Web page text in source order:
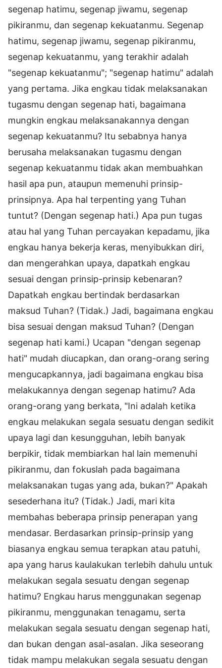
segenap hatimu, segenap jiwamu, segenap
pikiranmu, dan segenap kekuatanmu. Segenap
hatimu, segenap jiwamu, segenap pikiranmu,
segenap kekuatanmu, yang terakhir adalah
"segenap kekuatanmu"; "segenap hatimu" adalah
yang pertama. Jika engkau tidak melaksanakan
tugasmu dengan segenap hati, bagaimana
mungkin engkau melaksanakannya dengan
segenap kekuatanmu? Itu sebabnya hanya
berusaha melaksanakan tugasmu dengan
segenap kekuatanmu tidak akan membuahkan
hasil apa pun, ataupun memenuhi prinsip-
prinsipnya. Apa hal terpenting yang Tuhan
tuntut? (Dengan segenap hati.) Apa pun tugas
atau hal yang Tuhan percayakan kepadamu, jika
engkau hanya bekerja keras, menyibukkan diri,
dan mengerahkan upaya, dapatkah engkau
sesuai dengan prinsip-prinsip kebenaran?
Dapatkah engkau bertindak berdasarkan
maksud Tuhan? (Tidak.) Jadi, bagaimana engkau
bisa sesuai dengan maksud Tuhan? (Dengan
segenap hati kami.) Ucapan "dengan segenap
hati" mudah diucapkan, dan orang-orang sering
mengucapkannya, jadi bagaimana engkau bisa
melakukannya dengan segenap hatimu? Ada
orang-orang yang berkata, "Ini adalah ketika
engkau melakukan segala sesuatu dengan sedikit
upaya lagi dan kesungguhan, lebih banyak
berpikir, tidak membiarkan hal lain memenuhi
pikiranmu, dan fokuslah pada bagaimana
melaksanakan tugas yang ada, bukan?" Apakah
sesederhana itu? (Tidak.) Jadi, mari kita
membahas beberapa prinsip penerapan yang
mendasar. Berdasarkan prinsip-prinsip yang
biasanya engkau semua terapkan atau patuhi,
apa yang harus kaulakukan terlebih dahulu untuk
melakukan segala sesuatu dengan segenap
hatimu? Engkau harus menggunakan segenap
pikiranmu, menggunakan tenagamu, serta
melakukan segala sesuatu dengan segenap hati,
dan bukan dengan asal-asalan. Jika seseorang
tidak mampu melakukan segala sesuatu dengan